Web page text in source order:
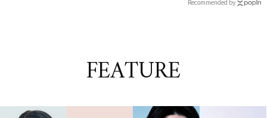
Recommended by
FEATURE